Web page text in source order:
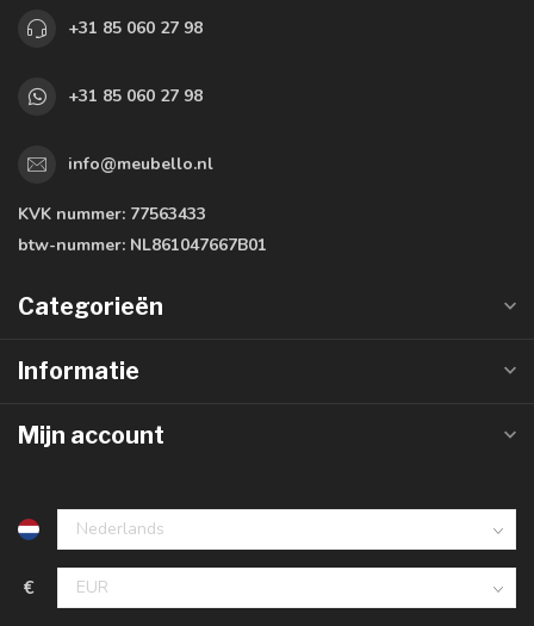
+31 85 060 27 98
+31 85 060 27 98
info@meubello.nl
KVK nummer: 77563433
btw-nummer: NL861047667B01
Categorieën
Informatie
Mijn account
€